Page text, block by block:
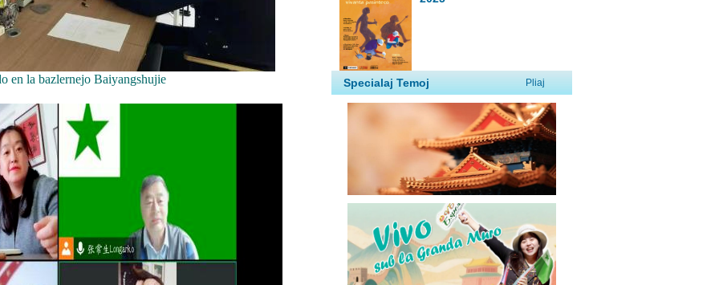
en la bazlernejo Baiyangshujie